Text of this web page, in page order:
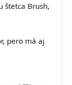
štetca Brush,
pero má aj